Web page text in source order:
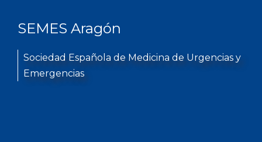
SEMES Aragón
Sociedad Española de Medicina de Urgencias y
Emergencias